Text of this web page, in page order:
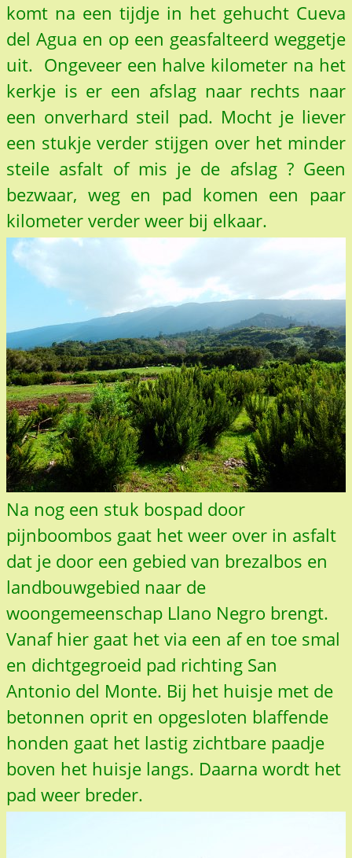
komt na een tijdje in het gehucht Cueva
del Agua en op een geasfalteerd weggetje
uit. Ongeveer een halve kilometer na het
kerkje is er een afslag naar rechts naar
een onverhard steil pad. Mocht je liever
een stukje verder stijgen over het minder
steile asfalt of mis je de afslag ? Geen
bezwaar, weg en pad komen een paar
kilometer verder weer bij elkaar.
Na nog een stuk bospad door
pijnboombos gaat het weer over in asfalt
dat je door een gebied van brezalbos en
landbouwgebied naar de
woongemeenschap Llano Negro brengt.
Vanaf hier gaat het via een af en toe smal
en dichtgegroeid pad richting San
Antonio del Monte. Bij het huisje met de
betonnen oprit en opgesloten blaffende
honden gaat het lastig zichtbare paadje
boven het huisje langs. Daarna wordt het
pad weer breder.